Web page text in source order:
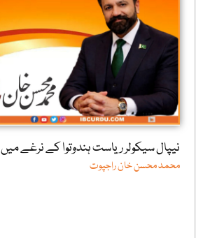
نیپال سیکولر ریاست ہندوتوا کے نرغے میں
محمد محسن خان راجپوت